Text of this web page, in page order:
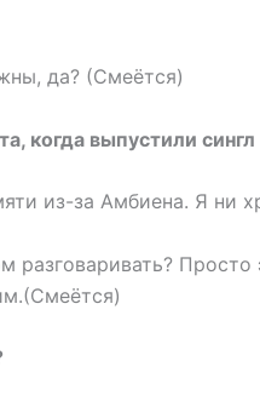
да? (Смеётся)
когда выпустили
из-за Амбиена. Я ни
Просто